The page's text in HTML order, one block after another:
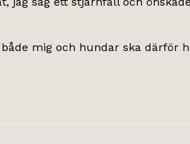
mig och hundar ska därför